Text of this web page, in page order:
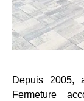
Depuis 2005,
Fermeture